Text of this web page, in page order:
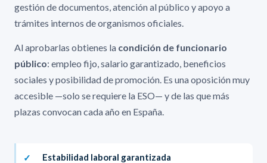
gestión de documentos, atención al público y apoyo a
trámites internos de organismos oficiales.
Al aprobarlas obtienes la condición de funcionario
público: empleo fijo, salario garantizado, beneficios
sociales y posibilidad de promoción. Es una oposición muy
accesible —solo se requiere la ESO— y de las que más
plazas convocan cada año en España.
Estabilidad laboral garantizada